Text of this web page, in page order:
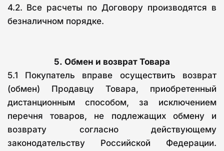
4.2. Все расчеты по Договору производятся в
безналичном порядке.
5. Обмен и возврат Товара
5.1 Покупатель вправе осуществить возврат
(обмен) Продавцу Товара, приобретенный
дистанционным способом, за исключением
перечня товаров, не подлежащих обмену и
возврату согласно действующему
законодательству Российской Федерации.